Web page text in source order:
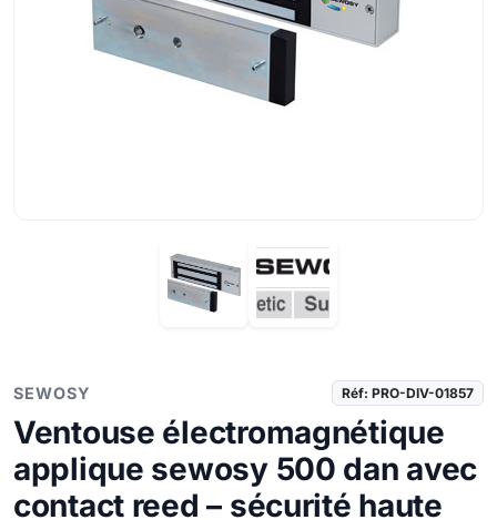
SEWOSY Réf: PRO-DIV-01857
Ventouse électromagnétique
applique sewosy 500 dan avec
contact reed – sécurité haute